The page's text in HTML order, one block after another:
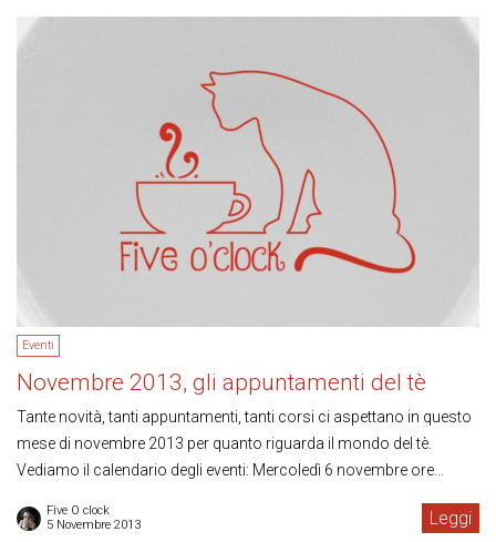
Eventi
Novembre 2013, gli appuntamenti del tè
Tante novità, tanti appuntamenti, tanti corsi ci aspettano in questo
mese di novembre 2013 per quanto riguarda il mondo del tè.
Vediamo il calendario degli eventi: Mercoledì 6 novembre ore...
Five O clock
5 Novembre 2013
Leggi